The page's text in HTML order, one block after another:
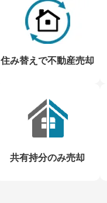
住み替えで不動産売却
共有持分のみ売却